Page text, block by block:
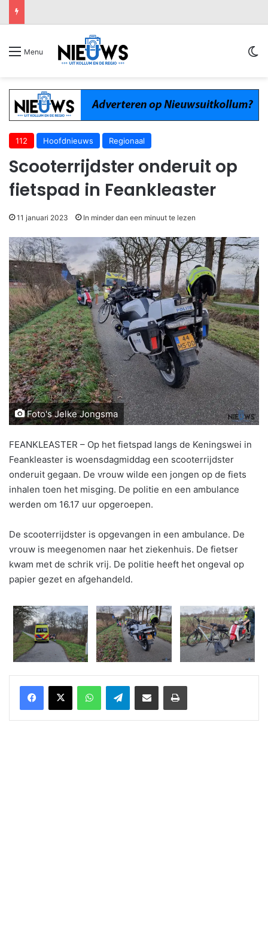
Menu
112 Hoofdnieuws Regionaal
Scooterrijdster onderuit op
fietspad in Feankleaster
11 januari 2023 In minder dan een minuut te lezen
Foto's Jelke Jongsma
FEANKLEASTER – Op het fietspad langs de Keningswei in
Feankleaster is woensdagmiddag een scooterrijdster
onderuit gegaan. De vrouw wilde een jongen op de fiets
inhalen toen het misging. De politie en een ambulance
werden om 16.17 uur opgeroepen.
De scooterrijdster is opgevangen in een ambulance. De
vrouw is meegenomen naar het ziekenhuis. De fietser
kwam met de schrik vrij. De politie heeft het ongeval op
papier gezet en afgehandeld.
WhatsAppTelegramDelen via Email Print